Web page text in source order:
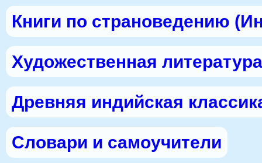
Книги по страноведению
Художественная
Древняя индийская
Словари и самоучители